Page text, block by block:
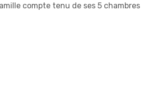
compte tenu de ses 5 chambres